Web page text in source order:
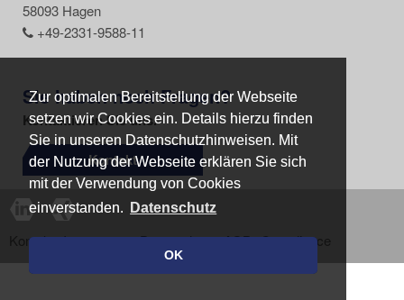
Zur optimalen Bereitstellung der Webseite
setzen wir Cookies ein. Details hierzu finden
Sie in unseren Datenschutzhinweisen. Mit
der Nutzung der Webseite erklären Sie sich
mit der Verwendung von Cookies
einverstanden.
Datenschutz
OK
Zur optimalen Bereitstellung der Webseite
setzen wir Cookies ein. Details hierzu finden
Sie in unseren Datenschutzhinweisen. Mit
der Nutzung der Webseite erklären Sie sich
mit der Verwendung von Cookies
einverstanden.
Datenschutz
OK
58093 Hagen
+49-2331-9588-11
Sie haben noch Fragen?
Kontaktieren Sie uns.
Kontakt
Kontakt Impressum Datenschutz AGB Compliance